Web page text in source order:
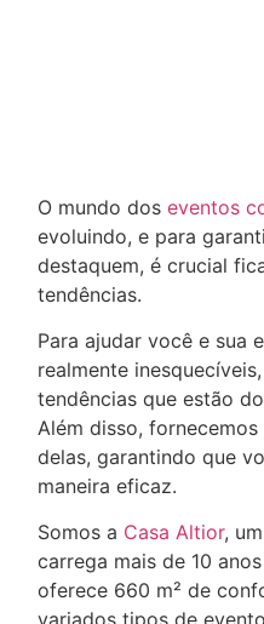
O mundo dos eventos
evoluindo, e para
destaquem, é crucial
tendências.
Para ajudar você e sua
realmente
tendências que estão
Além disso,
delas, garantindo que
maneira eficaz.
Somos a Casa Altior,
carrega mais de 10
oferece 660 m² de